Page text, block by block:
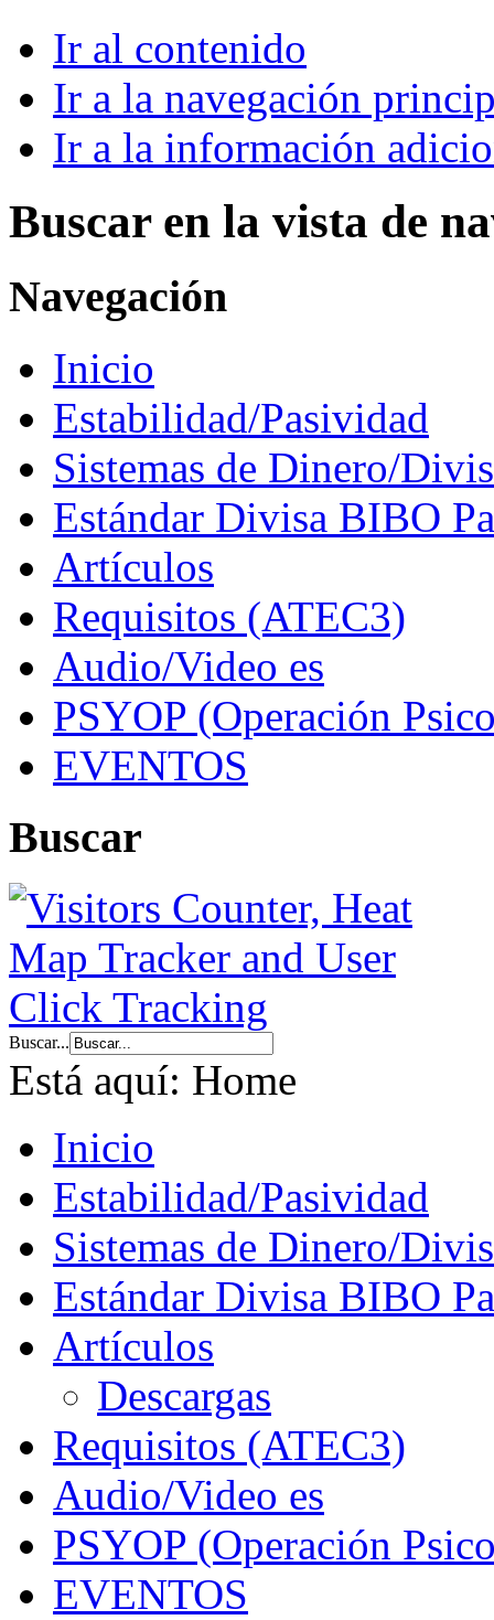
Ir al contenido
Ir a la navegación
Ir a la información
Buscar en la vista de
Navegación
Inicio
Estabilidad/Pasividad
Sistemas de Dinero/
Estándar Divisa BIBO
Artículos
Requisitos (ATEC3)
Audio/Video es
PSYOP (Operación
EVENTOS
Buscar
Buscar...
Está aquí: Home
Inicio
Estabilidad/Pasividad
Sistemas de Dinero/
Estándar Divisa BIBO
Artículos
Descargas
Requisitos (ATEC3)
Audio/Video es
PSYOP (Operación
EVENTOS